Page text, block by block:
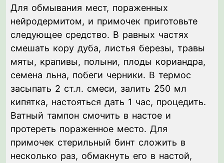
Для обмывания мест, пораженных
нейродермитом, и примочек приготовьте
следующее средство. В равных частях
смешать кору дуба, листья березы, травы
мяты, крапивы, полыни, плоды кориандра,
семена льна, побеги черники. В термос
засыпать 2 ст.л. смеси, залить 250 мл
кипятка, настояться дать 1 час, процедить.
Ватный тампон смочить в настое и
протереть пораженное место. Для
примочек стерильный бинт сложить в
несколько раз, обмакнуть его в настой,